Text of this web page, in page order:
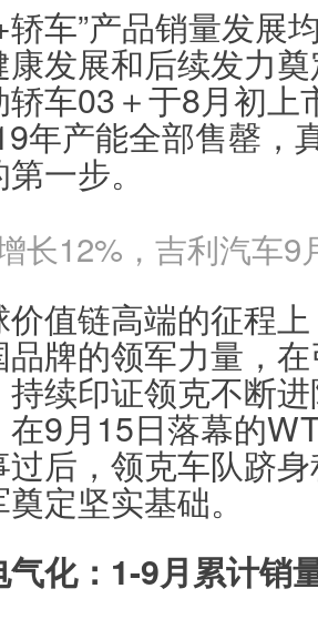
轿车”产品销量发展
康发展和后续发力
车03＋于8月初上
年产能全部售罄，
一步。
长12%，吉利汽车9
值链高端的征程上
品牌的领军力量，
持续印证领克不断
9月15日落幕的
后，领克车队跻
定坚实基础。
化：1-9月累计销